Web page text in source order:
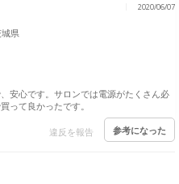
2020/06/07
県
安心です。サロンでは電源がたくさん必
って良かったです。
違反を報告 参考になった